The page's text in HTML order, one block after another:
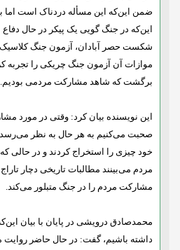
ضمن اینکه این مسأله دردناک است
این‌که در جنگ گویی یک پیکر در حال
شکست حصر آبادان، آزمون جنگ
موازات آن آزمون جنگ چریکی را تجربه
برگشت که شاهد مشارکت مردمی بودیم.
این نویسنده بیان کرد: وقتی در مورد
صحبت می‌کنیم به هر حال به نظر می‌رسد
خود چیزی را استخراج کردند و در حالی
مردم می‌بینند مطالبات تاریخی دچار
مشارکت مردم را در جنگ متبلور می‌کند.
محمدصادق درویشی در پایان با بیان
داشته باشیم، گفت: در حال حاضر